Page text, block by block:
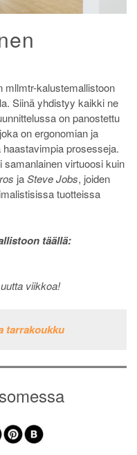
mllmtr-kalustemallistoon
Siinä yhdistyy kaikki ne
on panostettu
on ergonomian ja
prosesseja.
virtuoosi kuin
jaSteve Jobs, joiden
tuotteissa
täällä:
viikkoa!
tarrakoukku